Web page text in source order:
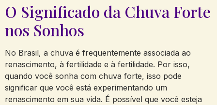
O Significado da Chuva Forte
nos Sonhos
No Brasil, a chuva é frequentemente associada ao
renascimento, à fertilidade e à fertilidade. Por isso,
quando você sonha com chuva forte, isso pode
significar que você está experimentando um
renascimento em sua vida. É possível que você esteja